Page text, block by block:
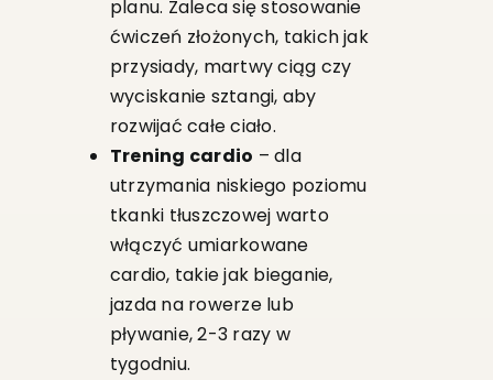
planu. Zaleca się stosowanie
ćwiczeń złożonych, takich jak
przysiady, martwy ciąg czy
wyciskanie sztangi, aby
rozwijać całe ciało.
Trening cardio – dla
utrzymania niskiego poziomu
tkanki tłuszczowej warto
włączyć umiarkowane
cardio, takie jak bieganie,
jazda na rowerze lub
pływanie, 2-3 razy w
tygodniu.